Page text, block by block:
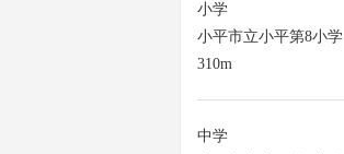
小学
小平市立小平第8小学
310m
中学